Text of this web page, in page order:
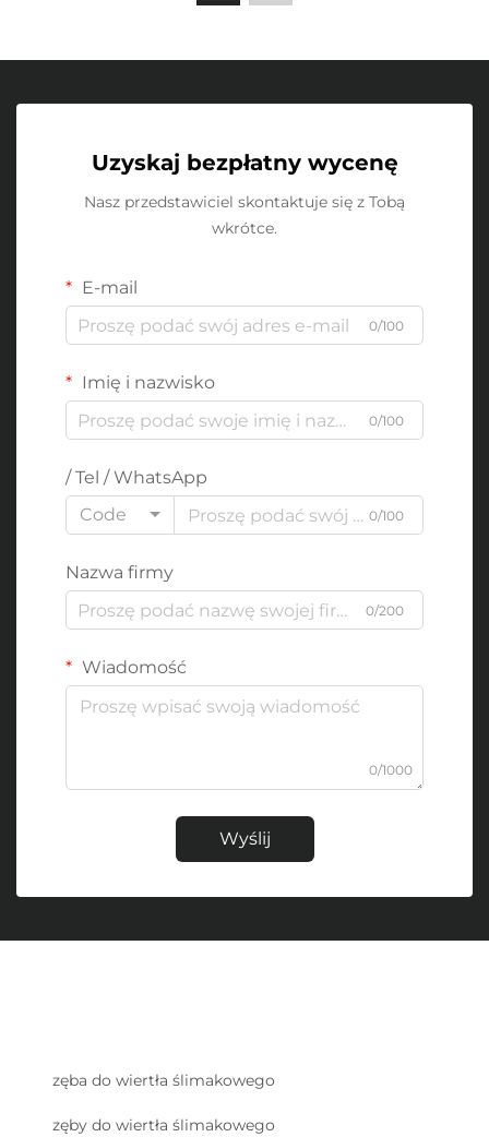
Uzyskaj bezpłatny wycenę
Nasz przedstawiciel skontaktuje się z Tobą
wkrótce.
E-mail
0/100
Imię i nazwisko
0/100
/ Tel / WhatsApp
Code
0/100
Nazwa firmy
0/200
Wiadomość
0/1000
Wyślij
zęba do wiertła ślimakowego
zęby do wiertła ślimakowego